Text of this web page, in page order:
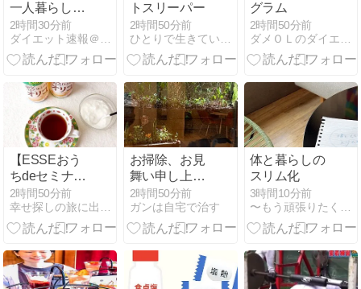
一人暮らし、
趣味筋トレと
ランニング、
貯金600万。
か？
2時間30分前
トスリーパー
2時間50分前
グラム
2時間50分前
【ESSEおう
ちdeセミナー
2026夏♪DM三
井製糖「整
【ととのえ】
2時間50分前
お掃除、お見
舞い申し上げ
ます
2時間50分前
ガンは自宅で治す
体と暮らしの
スリム化
3時間10分前